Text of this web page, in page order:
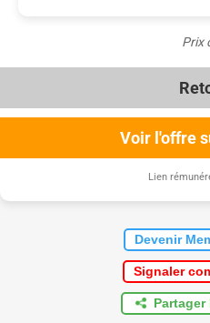
Prix
Voir l'offre
Lien
Devenir
Signaler
Partager